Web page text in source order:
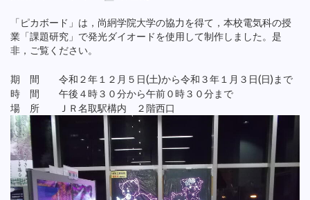
「ピカボード」は，尚絅学院大学の協力を得て，本校電気科の授
業「課題研究」で発光ダイオードを使用して制作しました。是
非，ご覧ください。
期 間 令和２年１２月５日(土)から令和３年１月３日(日)まで
時 間 午後４時３０分から午前０時３０分まで
場 所 ＪＲ名取駅構内 ２階西口